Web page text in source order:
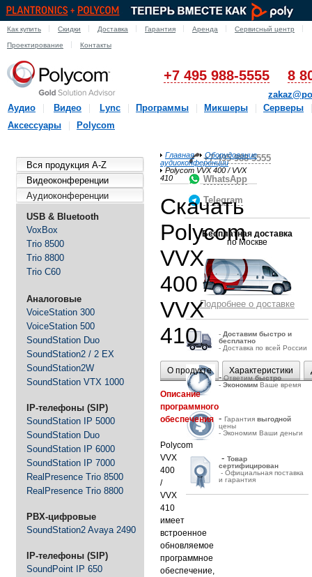
Как купить Скидки Доставка Гарантия Аренда Сервисный центр
Проектирование Контакты
+7 495 988-5555 8
Аудио
Видео Lync Программы Микшеры
Серверы
Аксессуары
Polycom
Вся продукция A-Z
Видеоконференции
Аудиоконференции
USB & Bluetooth
VoxBox
Trio 8500
Trio 8800
Trio C60
Аналоговые
VoiceStation 300
VoiceStation 500
SoundStation Duo
SoundStation2 / 2 EX
SoundStation2W
SoundStation VTX 1000
IP-телефоны (SIP)
SoundStation IP 5000
SoundStation Duo
SoundStation IP 6000
SoundStation IP 7000
RealPresence Trio 8500
RealPresence Trio 8800
PBX-цифровые
SoundStation2 Avaya 2490
IP-телефоны (SIP)
SoundPoint IP 650
+7-495-988-5555
WhatsApp
Telegram
Бесплатная доставка
по Москве
Подробнее о доставке
- Доставим быстро и
бесплатно
- Доставка по всей России
-Ответимбыстро
- Экономим Ваше время
- Гарантия выгодной
цены
- Экономим Ваши деньги
- Товар
сертифицирован
- Официальная поставка
и гарантия
Главная
Оборудование
аудиоконференции
Polycom VVX 400 / VVX
410
Скачать
Polycom
VVX
400 /
VVX
410
О продукте Характеристики
Описание
программного
обеспечения
Polycom
VVX
400
/
VVX
410
имеет
встроенное
обновляемое
программное
обеспечение,